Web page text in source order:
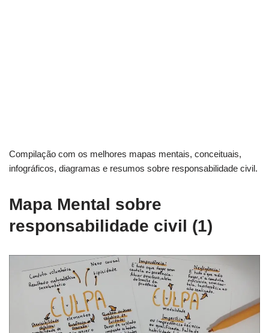
Compilação com os melhores mapas mentais, conceituais,
infográficos, diagramas e resumos sobre responsabilidade civil.
Mapa Mental sobre
responsabilidade civil (1)